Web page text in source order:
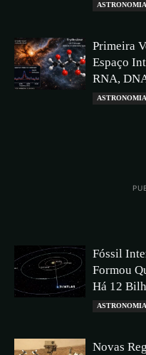
Primeira
Espaço
RNA,
Fóssil
Formou
Há 12
Novas